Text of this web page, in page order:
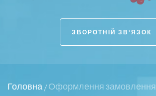
ЗВОРОТНІЙ ЗВ'ЯЗОК
Головна /Оформлення замовлення